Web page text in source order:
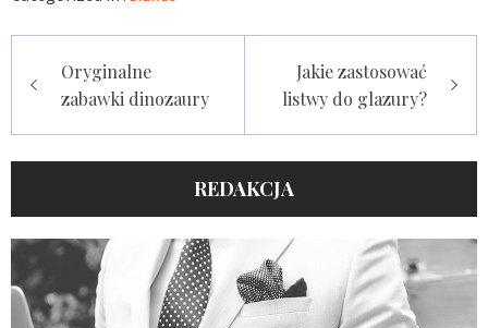
wpisuOryginalne
zabawki dinozaury
Jakie zastosować
listwy do glazury?
REDAKCJA